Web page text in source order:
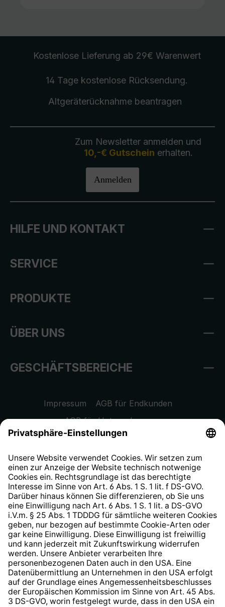
Kostenlose Lieferung ab 29€ Warenwert
14 Tage kostenlose Rücksendung.
Altgeräterücknahmebeantragen
Zum Newsletter anmelden und
10,-€ Gutschein erhalten.
Anmelden
HILFE UND KONTAKT
SERVICE
PRODUKTE
ÜBER UNS
GESCHÄFTSBEREICHE
Impressum
AGB für Endkunden
AGB für Unternehmen
Datenschutzhinweis
Widerrufsrecht
Hinweisgeberschutzsystem
Barrierefreiheit